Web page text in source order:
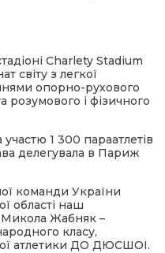
Charlety Stadium
світу з легкої
опорно-рухового
і фізичного
1 300 параатлетів
делегувала в Париж
команди України
області наш
Жабняк –
класу,
атлетики ДО ДЮСШОІ.